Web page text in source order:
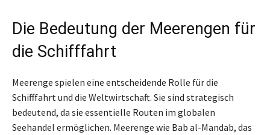
Die Bedeutung der Meerengen für
die Schifffahrt
Meerenge spielen eine entscheidende Rolle für die
Schifffahrt und die Weltwirtschaft. Sie sind strategisch
bedeutend, da sie essentielle Routen im globalen
Seehandel ermöglichen. Meerenge wie Bab al-Mandab, das